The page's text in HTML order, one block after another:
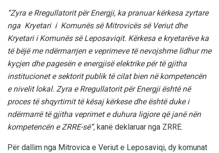
“Zyra e Rregullatorit për Energji, ka pranuar kërkesa zyrtare
nga Kryetari i Komunës së Mitrovicës së Veriut dhe
Kryetari i Komunës së Leposaviqit. Kërkesa e kryetarëve ka
të bëjë me ndërmarrjen e veprimeve të nevojshme lidhur me
kyçjen dhe pagesën e energjisë elektrike për të gjitha
institucionet e sektorit publik të cilat bien në kompetencën
e nivelit lokal. Zyra e Rregullatorit për Energji është në
proces të shqyrtimit të kësaj kërkese dhe është duke i
ndërmarrë të gjitha veprimet e duhura ligjore që janë nën
kompetencën e ZRRE-së”, kanë deklaruar nga ZRRE.
Për dallim nga Mitrovica e Veriut e Leposaviqi, dy komunat